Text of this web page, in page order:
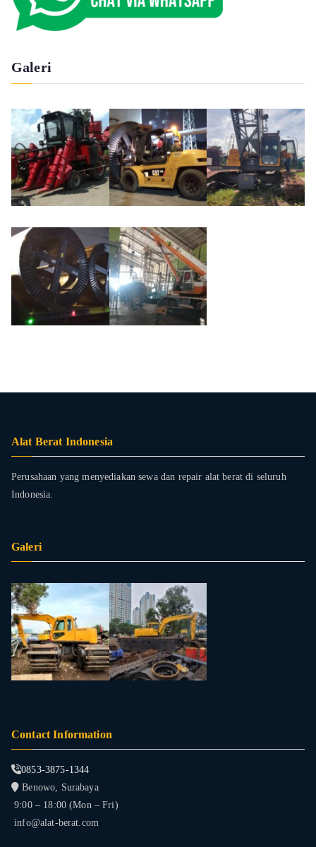
Galeri
Alat Berat Indonesia
Perusahaan yang menyediakan sewa dan repair alat berat di seluruh
Indonesia.
Galeri
Contact Information
0853-3875-1344
Benowo, Surabaya
9:00 – 18:00 (Mon – Fri)
info@alat-berat.com